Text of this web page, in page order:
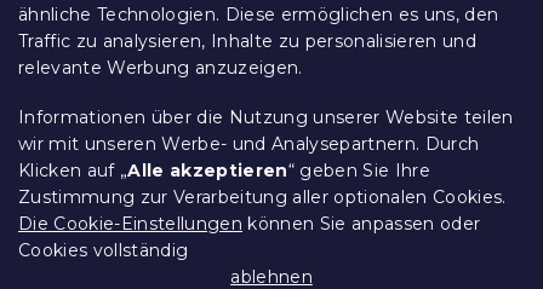
ähnliche Technologien. Diese ermöglichen es uns, den
Traffic zu analysieren, Inhalte zu personalisieren und
relevante Werbung anzuzeigen.
Informationen über die Nutzung unserer Website teilen
wir mit unseren Werbe- und Analysepartnern. Durch
Klicken auf „Alle akzeptieren“ geben Sie Ihre
Zustimmung zur Verarbeitung aller optionalen Cookies.
Die Cookie-Einstellungen können Sie anpassen oder
Cookies vollständig
ablehnen
Mikroflanell-Bettwäsche LUNAVA
cremefarben
(>10 Stücke)